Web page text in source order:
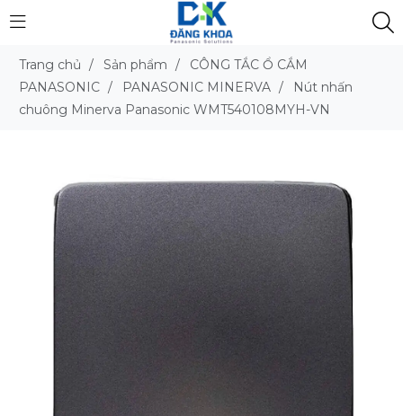
Trang chủ / Sản phẩm /
CÔNG TẮC Ổ CẮM
PANASONIC / PANASONIC MINERVA /
Nút nhấn
chuông Minerva Panasonic WMT540108MYH-VN